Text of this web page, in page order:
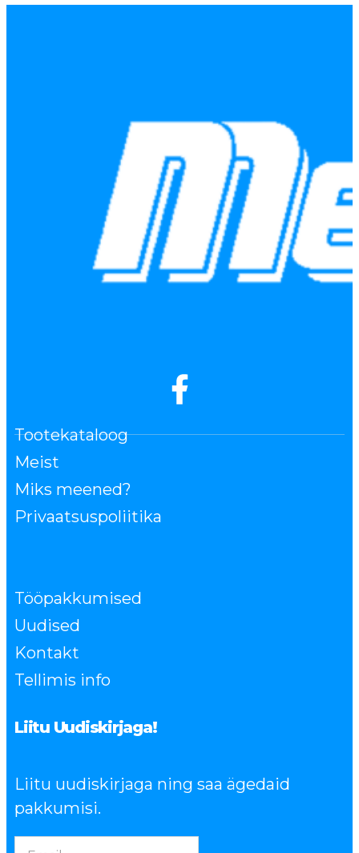
Tootekataloog
Meist
Miks meened?
Privaatsuspoliitika
Tööpakkumised
Uudised
Kontakt
Tellimis info
Liitu Uudiskirjaga!
Liitu uudiskirjaga ning saa ägedaid
pakkumisi.